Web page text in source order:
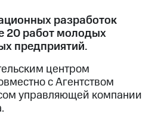
разработок
20 работ молодых
предприятий.
центром
с Агентством
управляющей компании